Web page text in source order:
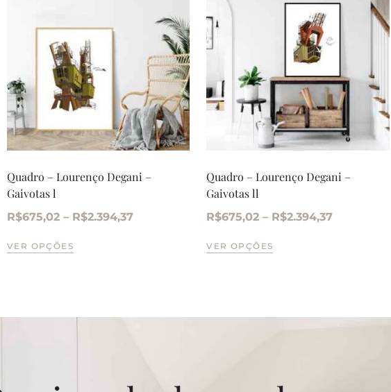
Quadro – Lourenço Degani –
Gaivotas l
R$675,02 – R$2.394,37
VER OPÇÕES
Quadro – Lourenço Degani –
Gaivotas ll
R$675,02 – R$2.394,37
VER OPÇÕES